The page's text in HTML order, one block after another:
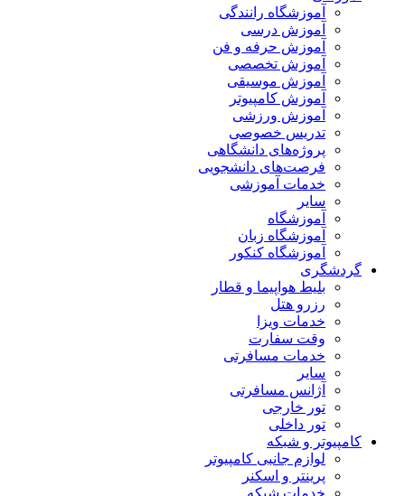
آموزشگاه رانندگی
آموزش درسی
آموزش حرفه و فن
آموزش تخصصی
آموزش موسیقی
آموزش کامپیوتر
آموزش ورزشی
تدریس خصوصی
پروژه‌های دانشگاهی
فرصت‌های دانشجویی
خدمات آموزشی
سایر
آموزشگاه
آموزشگاه زبان
آموزشگاه کنکور
گردشگری
بلیط هواپیما و قطار
رزرو هتل
خدمات ویزا
وقت سفارت
خدمات مسافرتی
سایر
آژانس مسافرتی
تور خارجی
تور داخلی
کامپیوتر و شبکه
لوازم جانبی کامپیوتر
پرینتر و اسکنر